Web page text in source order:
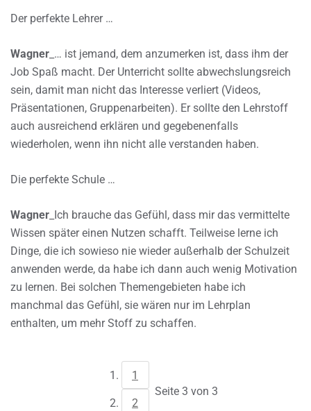
Der perfekte Lehrer …
Wagner _… ist jemand, dem anzumerken ist, dass ihm der
Job Spaß macht. Der Unterricht sollte abwechslungsreich
sein, damit man nicht das Interesse verliert (Videos,
Präsentationen, Gruppenarbeiten). Er sollte den Lehrstoff
auch ausreichend erklären und gegebenenfalls
wiederholen, wenn ihn nicht alle verstanden haben.
Die perfekte Schule …
Wagner _Ich brauche das Gefühl, dass mir das vermittelte
Wissen später einen Nutzen schafft. Teilweise lerne ich
Dinge, die ich sowieso nie wieder außerhalb der Schulzeit
anwenden werde, da habe ich dann auch wenig Motivation
zu lernen. Bei solchen Themengebieten habe ich
manchmal das Gefühl, sie wären nur im Lehrplan
enthalten, um mehr Stoff zu schaffen.
1
2
Seite 3 von 3